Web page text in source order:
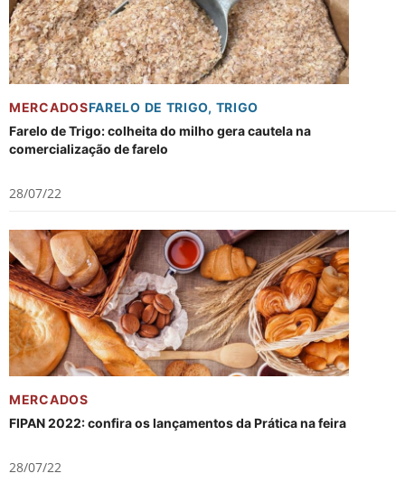
MERCADOSFARELO DE TRIGO, TRIGO
Farelo de Trigo: colheita do milho gera cautela na
comercialização de farelo
28/07/22
MERCADOS
FIPAN 2022: confira os lançamentos da Prática na feira
28/07/22